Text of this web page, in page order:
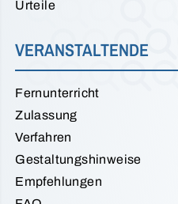
Urteile
VERANSTALTENDE
Fernunterricht
Zulassung
Verfahren
Gestaltungshinweise
Empfehlungen